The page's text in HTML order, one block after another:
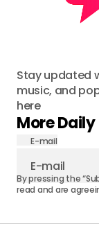
Stay updated
music, and
here
More
E-mail
By pressing the
read and are